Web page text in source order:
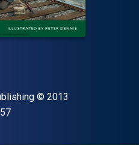
Copyright
© 2013
"ISBN-13 9781849081757"